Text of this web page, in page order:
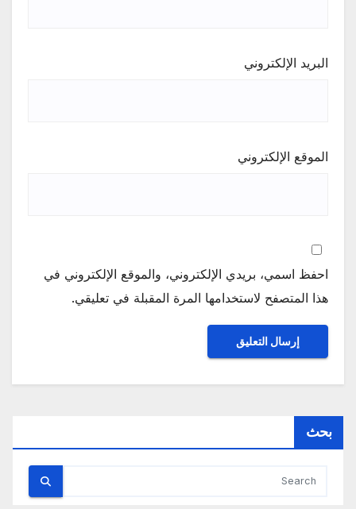
البريد الإلكتروني
الموقع الإلكتروني
احفظ اسمي، بريدي الإلكتروني، والموقع الإلكتروني في
هذا المتصفح لاستخدامها المرة المقبلة في تعليقي.
بحث